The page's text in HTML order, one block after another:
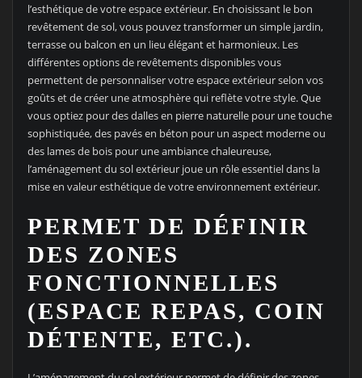
l’esthétique de votre espace extérieur. En choisissant le bon
revêtement de sol, vous pouvez transformer un simple jardin,
terrasse ou balcon en un lieu élégant et harmonieux. Les
différentes options de revêtements disponibles vous
permettent de personnaliser votre espace extérieur selon vos
goûts et de créer une atmosphère qui reflète votre style. Que
vous optiez pour des dalles en pierre naturelle pour une touche
sophistiquée, des pavés en béton pour un aspect moderne ou
des lames de bois pour une ambiance chaleureuse,
l’aménagement du sol extérieur joue un rôle essentiel dans la
mise en valeur esthétique de votre environnement extérieur.
PERMET DE DÉFINIR
DES ZONES
FONCTIONNELLES
(ESPACE REPAS, COIN
DÉTENTE, ETC.).